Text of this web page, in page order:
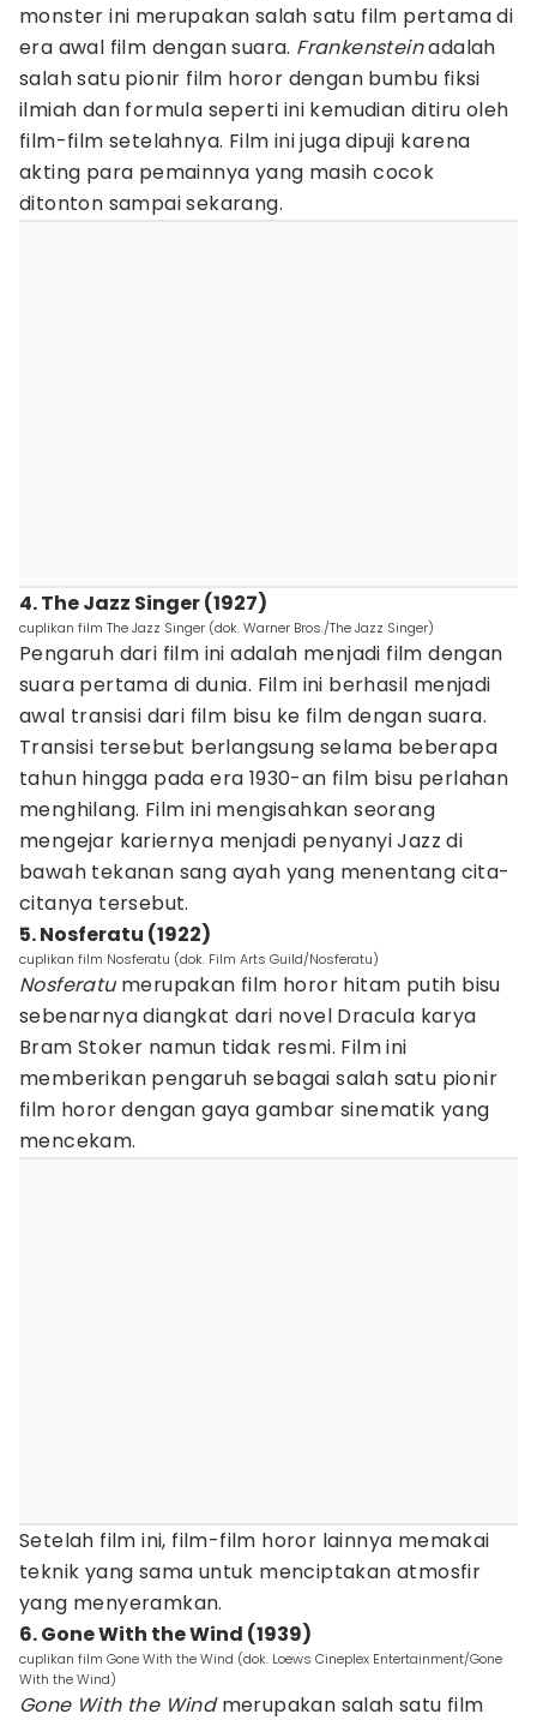
monster ini merupakan salah satu film pertama di
era awal film dengan suara. Frankensteinadalah
salah satu pionir film horor dengan bumbu fiksi
ilmiah dan formula seperti ini kemudian ditiru oleh
film-film setelahnya. Film ini juga dipuji karena
akting para pemainnya yang masih cocok
ditonton sampai sekarang.
4. The Jazz Singer (1927)
cuplikan film The Jazz Singer (dok. Warner Bros./The Jazz Singer)
Pengaruh dari film ini adalah menjadi film dengan
suara pertama di dunia. Film ini berhasil menjadi
awal transisi dari film bisu ke film dengan suara.
Transisi tersebut berlangsung selama beberapa
tahun hingga pada era 1930-an film bisu perlahan
menghilang. Film ini mengisahkan seorang
mengejar kariernya menjadi penyanyi Jazz di
bawah tekanan sang ayah yang menentang cita-
citanya tersebut.
5. Nosferatu (1922)
cuplikan film Nosferatu (dok. Film Arts Guild/Nosferatu)
Nosferatumerupakan film horor hitam putih bisu
sebenarnya diangkat dari novel Dracula karya
Bram Stoker namun tidak resmi. Film ini
memberikan pengaruh sebagai salah satu pionir
film horor dengan gaya gambar sinematik yang
mencekam.
Setelah film ini, film-film horor lainnya memakai
teknik yang sama untuk menciptakan atmosfir
yang menyeramkan.
6. Gone With the Wind (1939)
cuplikan film Gone With the Wind (dok. Loews Cineplex Entertainment/Gone
With the Wind)
Gone With the Windmerupakan salah satu film